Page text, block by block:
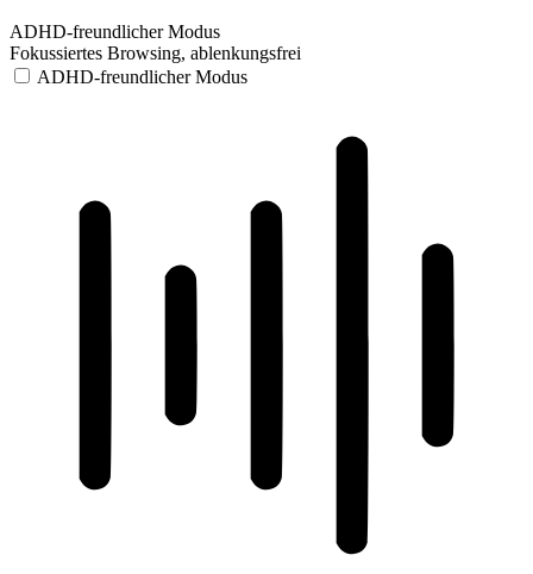
ADHD-freundlicher Modus
Fokussiertes Browsing, ablenkungsfrei
ADHD-freundlicher Modus